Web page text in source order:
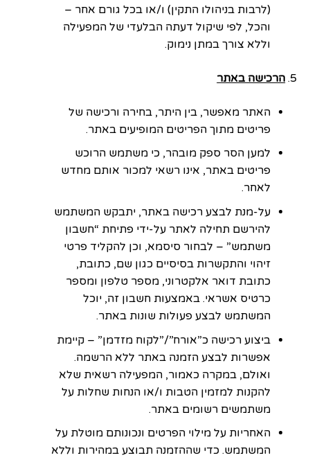
(לרבות בניהולו התקין) ו/או בכל גורם אחר –
והכל, לפי שיקול דעתה הבלעדי של המפעילה
וללא צורך במתן נימוק.
הרכישה באתר
האתר מאפשר, בין היתר, בחירה ורכישה של
פריטים מתוך הפריטים המופיעים באתר.
למען הסר ספק מובהר, כי משתמש הרוכש
פריטים באתר, אינו רשאי למכור אותם מחדש
לאחר.
על-מנת לבצע רכישה באתר, יתבקש המשתמש
להירשם תחילה לאתר על-ידי פתיחת “חשבון
משתמש” – לבחור סיסמא, וכן להקליד פרטי
זיהוי והתקשרות בסיסיים כגון שם, כתובת,
כתובת דואר אלקטרוני, מספר טלפון ומספר
כרטיס אשראי. באמצעות חשבון זה, יוכל
המשתמש לבצע פעולות שונות באתר.
ביצוע רכישה כ”אורח”/”לקוח מזדמן” – קיימת
אפשרות לבצע הזמנה באתר ללא הרשמה.
ואולם, במקרה כאמור, המפעילה רשאית שלא
להקנות למזמין הטבות ו/או הנחות שחלות על
משתמשים רשומים באתר.
האחריות על מילוי הפרטים ונכונותם מוטלת על
המשתמש. כדי שההזמנה תבוצע במהירות וללא